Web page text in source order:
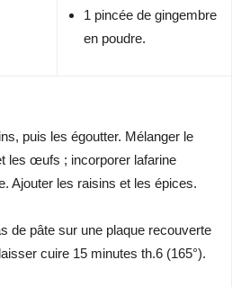
1 pincée de gingembre
en poudre.
puis les égoutter. Mélanger le
les œufs ; incorporer lafarine
Ajouter les raisins et les épices.
de pâte sur une plaque recouverte
cuire 15 minutes th.6 (165°).